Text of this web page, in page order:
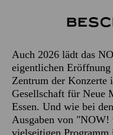
Auch 2026 lädt das
eigentlichen
Zentrum der Konzerte
Gesellschaft für Neue
Essen. Und wie bei
Ausgaben von
vielseitigen Programm